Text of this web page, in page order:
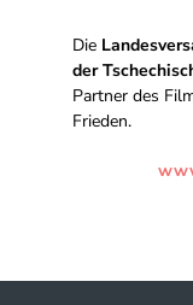
Die
der
Partner des
Frieden.